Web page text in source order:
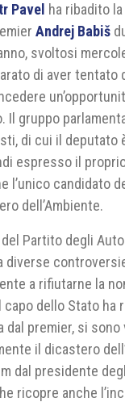
Pavel ha ribadito
Andrej Babiš
svoltosi
di aver tentato
Il gruppo
di cui il deputato
espresso il
l’unico candidato
dell’Ambiente.
Partito degli
diverse
a rifiutarne la
capo dello Stato ha
dal premier, si
il dicastero
dal presidente
ricopre anche